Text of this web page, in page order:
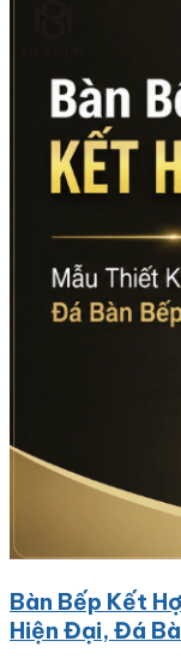
Bàn Bếp Kết
Hiện Đại, Đá